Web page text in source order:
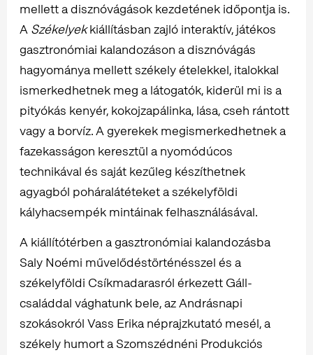
mellett a disznóvágások kezdetének időpontja is.
A Székelyekkiállításban zajló interaktív, játékos
gasztronómiai kalandozáson a disznóvágás
hagyománya mellett székely ételekkel, italokkal
ismerkedhetnek meg a látogatók, kiderül mi is a
pityókás kenyér, kokojzapálinka, lása, cseh rántott
vagy a borvíz. A gyerekek megismerkedhetnek a
fazekasságon keresztül a nyomódúcos
technikával és saját kezűleg készíthetnek
agyagból poháralátéteket a székelyföldi
kályhacsempék mintáinak felhasználásával.
A kiállítótérben a gasztronómiai kalandozásba
Saly Noémi művelődéstörténésszel és a
székelyföldi Csíkmadarasról érkezett Gáll-
családdal vághatunk bele, az Andrásnapi
szokásokról Vass Erika néprajzkutató mesél, a
székely humort a Szomszédnéni Produkciós